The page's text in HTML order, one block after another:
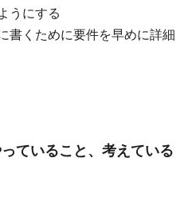
うにする
書くために要件を早めに詳細
ていること、考えている